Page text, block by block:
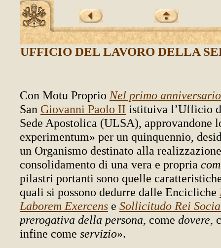
UFFICIO DEL LAVORO DELLA
Con Motu Proprio Nel primo anniversario
San Giovanni Paolo II istituiva l’Ufficio
Sede Apostolica (ULSA), approvandone
experimentum» per un quinquennio,
un Organismo destinato alla
consolidamento di una vera e propria
pilastri portanti sono quelle
quali si possono dedurre dalle Encicliche
Laborem Exercens e Sollicitudo Rei
prerogativa della persona, come dovere,
infine come servizio».